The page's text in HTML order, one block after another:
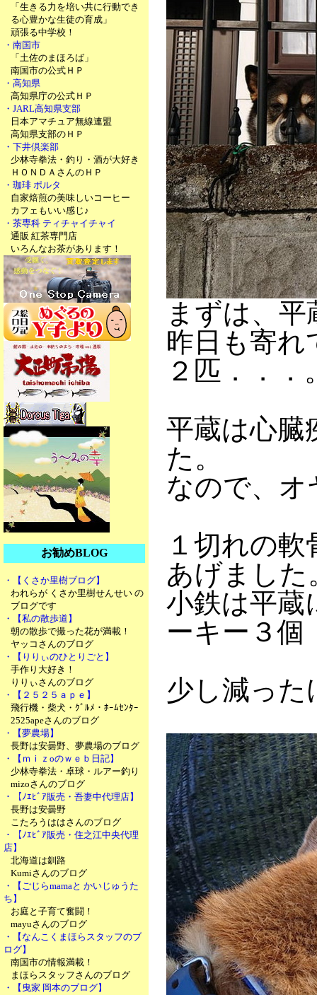
「生きる力を培い共に行動でき
る心豊かな生徒の育成」
頑張る中学校！
・南国市
「土佐のまほろば」
南国市の公式ＨＰ
・高知県
高知県庁の公式ＨＰ
・JARL高知県支部
日本アマチュア無線連盟
高知県支部のＨＰ
・下井倶楽部
少林寺拳法・釣り・酒が大好き
ＨＯＮＤＡさんのＨＰ
・珈琲 ポルタ
自家焙煎の美味しいコーヒー
カフェもいい感じ♪
・茶専科 ティチャイチャイ
通販 紅茶専門店
いろんなお茶があります！
お勧めBLOG
・【くさか里樹ブログ】
われらが くさか里樹せんせい の
ブログです
・【私の散歩道】
朝の散歩で撮った花が満載！
ヤッコさんのブログ
・【りりぃのひとりごと】
手作り大好き！
りりぃさんのブログ
・【２５２５ａｐｅ】
飛行機・柴犬・ｸﾞﾙﾒ・ﾎｰﾑｾﾝﾀｰ
2525apeさんのブログ
・【夢農場】
長野は安曇野、夢農場のブログ
・【ｍｉｚoのｗｅｂ日記】
少林寺拳法・卓球・ルアー釣り
mizoさんのブログ
・【ﾉｴﾋﾞｱ販売・吾妻中代理店】
長野は安曇野
こたろうははさんのブログ
・【ﾉｴﾋﾞｱ販売・住之江中央代理
店】
北海道は釧路
Kumiさんのブログ
・【ごじらmamaと かいじゅうた
ち】
お庭と子育て奮闘！
mayuさんのブログ
・【なんこくまほらスタッフのブ
ログ】
南国市の情報満載！
まほらスタッフさんのブログ
・【曳家 岡本のブログ】
まずは、
昨日も寄れ
２匹．．．
平蔵は心臓
た。
なので、オ
１切れの
あげました
小鉄は平蔵
ーキー３個
少し減った